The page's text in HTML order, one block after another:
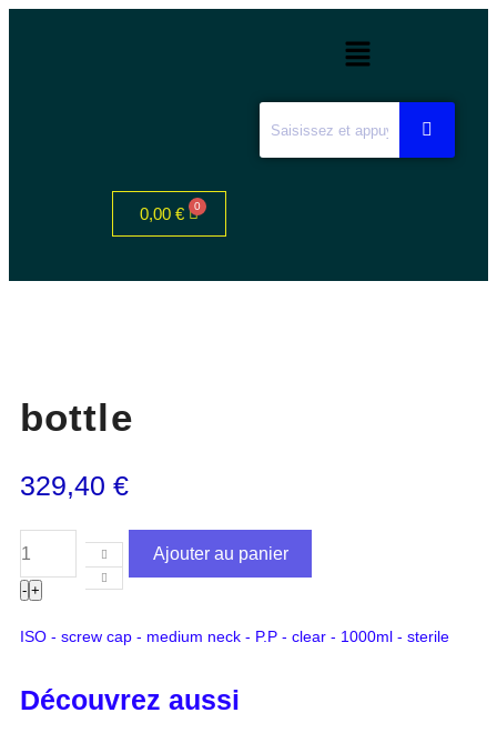
0,00 €
bottle
329,40 €
- +
Ajouter au panier
ISO - screw cap - medium neck - P.P - clear - 1000ml - sterile
Découvrez aussi